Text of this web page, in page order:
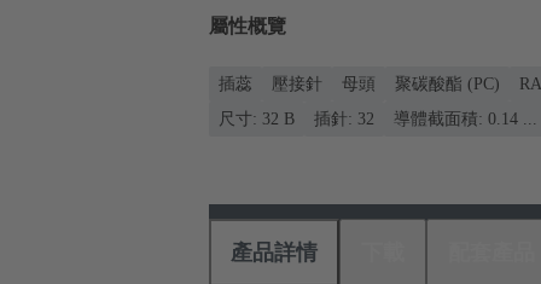
屬性概覽
插蕊 壓接針 母頭 聚碳酸酯 (PC)
尺寸: 32 B
插針: 32 導體截面積: 0.14 ...
產品詳情